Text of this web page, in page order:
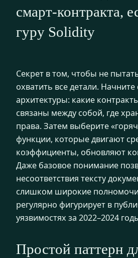
смарт‑контракта,
гуру Solidity
Секрет в том, чтобы не
охватить все детали.
архитектуры: какие
связаны между собой, где
права. Затем выберите
функции, которые двигают
коэффициенты, обновляют
Даже базовое понимание
несоответствия тексту
слишком широкие
регулярно фигурирует в
уязвимостях за 2022–2024
Простой паттерн